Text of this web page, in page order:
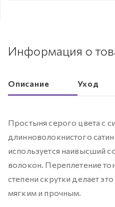
Информация о
Описание Уход
Простыня серого цвета с
длинноволокнистого
используется наивысший
волокон. Переплетение
степени скрутки делает
мягким и прочным.